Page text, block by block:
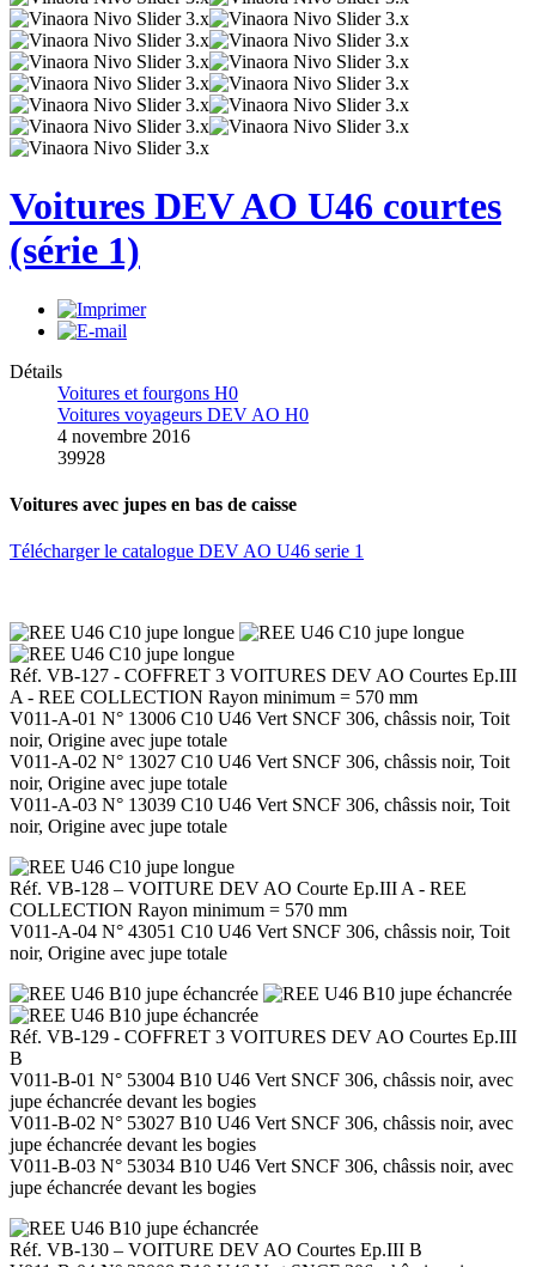
Voitures DEV AO U46 courtes
(série 1)
Détails
Voitures et fourgons H0
Voitures voyageurs DEV AO H0
4 novembre 2016
39928
Voitures avec jupes en bas de caisse
Télécharger le catalogue DEV AO U46 serie 1
Réf. VB-127 - COFFRET 3 VOITURES DEV AO Courtes Ep.III
A - REE COLLECTION Rayon minimum = 570 mm
V011-A-01 N° 13006 C10 U46 Vert SNCF 306, châssis noir, Toit
noir, Origine avec jupe totale
V011-A-02 N° 13027 C10 U46 Vert SNCF 306, châssis noir, Toit
noir, Origine avec jupe totale
V011-A-03 N° 13039 C10 U46 Vert SNCF 306, châssis noir, Toit
noir, Origine avec jupe totale
Réf. VB-128 – VOITURE DEV AO Courte Ep.III A - REE
COLLECTION Rayon minimum = 570 mm
V011-A-04 N° 43051 C10 U46 Vert SNCF 306, châssis noir, Toit
noir, Origine avec jupe totale
Réf. VB-129 - COFFRET 3 VOITURES DEV AO Courtes Ep.III
B
V011-B-01 N° 53004 B10 U46 Vert SNCF 306, châssis noir, avec
jupe échancrée devant les bogies
V011-B-02 N° 53027 B10 U46 Vert SNCF 306, châssis noir, avec
jupe échancrée devant les bogies
V011-B-03 N° 53034 B10 U46 Vert SNCF 306, châssis noir, avec
jupe échancrée devant les bogies
Réf. VB-130 – VOITURE DEV AO Courtes Ep.III B